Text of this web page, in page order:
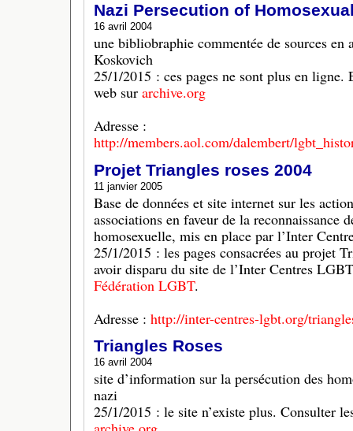
Nazi Persecution of
16 avril 2004
une bibliobraphie commentée de sources en
Koskovich
25/1/2015 : ces pages ne sont plus en ligne.
web sur archive.org
Adresse :
http://members.aol.com/dalembert/
Projet Triangles roses 2004
11 janvier 2005
Base de données et site internet sur les
associations en faveur de la reconnaissance
homosexuelle, mis en place par l’Inter
25/1/2015 : les pages consacrées au projet
avoir disparu du site de l’Inter Centres
Fédération LGBT.
Adresse : http://inter-centres-lgbt.org/
Triangles Roses
16 avril 2004
site d’information sur la persécution des
nazi
25/1/2015 : le site n’existe plus. Consulter